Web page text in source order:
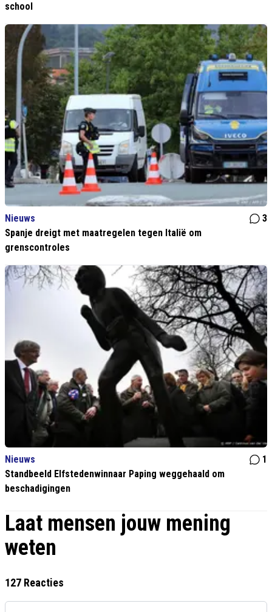
school
Nieuws
3
Spanje dreigt met maatregelen tegen Italië om
grenscontroles
Nieuws
1
Standbeeld Elfstedenwinnaar Paping weggehaald om
beschadigingen
Laat mensen jouw mening
weten
127 Reacties